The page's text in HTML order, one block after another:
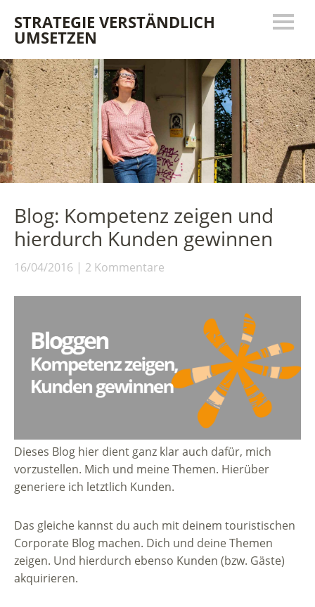
STRATEGIE VERSTÄNDLICH
UMSETZEN
Blog: Kompetenz zeigen und
hierdurch Kunden gewinnen
16/04/2016 2 Kommentare
Dieses Blog hier dient ganz klar auch dafür, mich
vorzustellen. Mich und meine Themen. Hierüber
generiere ich letztlich Kunden.
Das gleiche kannst du auch mit deinem touristischen
Corporate Blog machen. Dich und deine Themen
zeigen. Und hierdurch ebenso Kunden (bzw. Gäste)
akquirieren.